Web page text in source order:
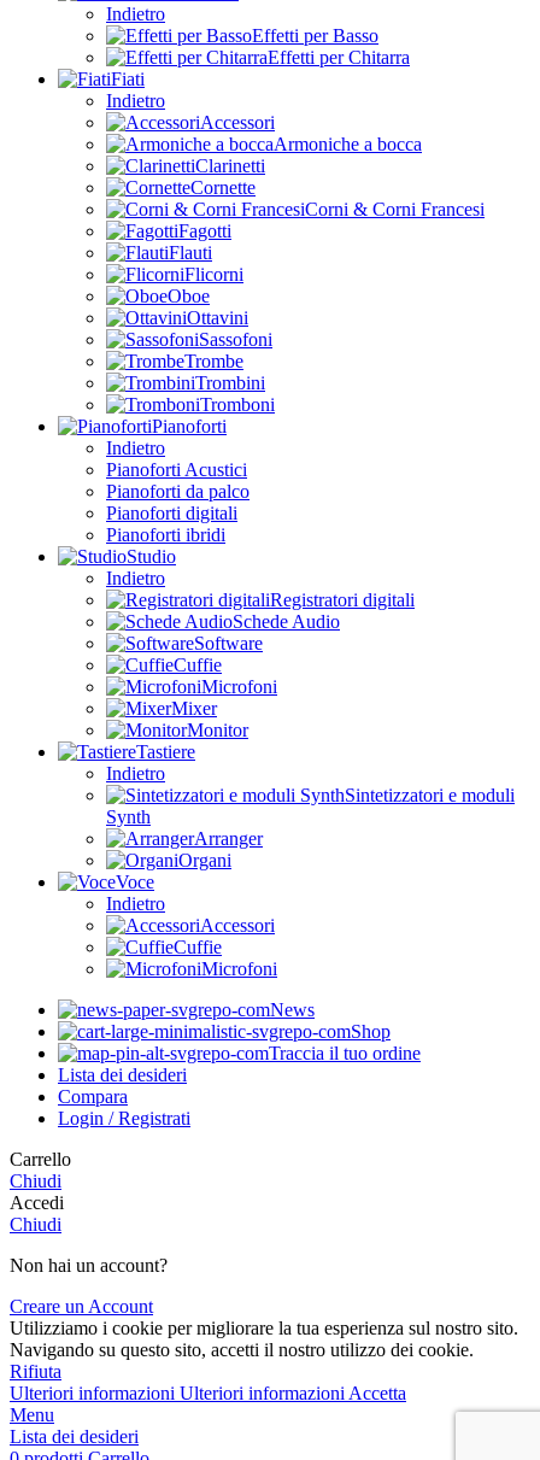
Indietro
Effetti per Basso
Effetti per Chitarra
Fiati
Indietro
Accessori
Armoniche a bocca
Clarinetti
Cornette
Corni & Corni Francesi
Fagotti
Flauti
Flicorni
Oboe
Ottavini
Sassofoni
Trombe
Trombini
Tromboni
Pianoforti
Indietro
Pianoforti Acustici
Pianoforti da palco
Pianoforti digitali
Pianoforti ibridi
Studio
Indietro
Registratori digitali
Schede Audio
Software
Cuffie
Microfoni
Mixer
Monitor
Tastiere
Indietro
Sintetizzatori e moduli
Synth
Arranger
Organi
Voce
Indietro
Accessori
Cuffie
Microfoni
News
Shop
Traccia il tuo ordine
Lista dei desideri
Compara
Login / Registrati
Carrello
Chiudi
Accedi
Chiudi
Non hai un account?
Creare un Account
Utilizziamo i cookie per migliorare la tua esperienza sul nostro sito.
Navigando su questo sito, accetti il nostro utilizzo dei cookie.
Rifiuta
Ulteriori informazioni Ulteriori informazioni Accetta
Menu
Lista dei desideri